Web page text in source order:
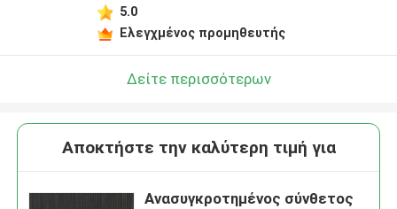
5.0
Ελεγχμένος προμηθευτής
Δείτε περισσότερων
Αποκτήστε την καλύτερη τιμή για
Ανασυγκροτημένος σύνθετος